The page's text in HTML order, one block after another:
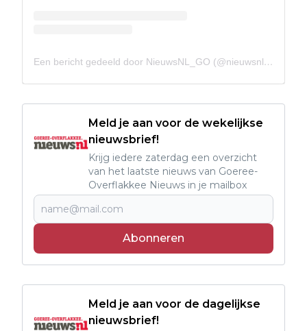
Een bericht gedeeld door NieuwsNL_GO (@nieuwsnl_go)
Meld je aan voor de wekelijkse
nieuwsbrief!
Krijg iedere zaterdag een overzicht
van het laatste nieuws van Goeree-
Overflakkee Nieuws in je mailbox
Abonneren
Meld je aan voor de dagelijkse
nieuwsbrief!